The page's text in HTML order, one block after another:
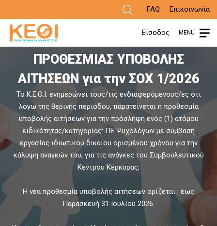
προς
το
περιεχόμενο
FAQ Επικοινωνία
Είσοδος MENU
ΑΝΑΚΟΙΝΩΣΗ ΠΑΡΑΤΑΣΗΣ
ΠΡΟΘΕΣΜΙΑΣ ΥΠΟΒΟΛΗΣ
ΑΙΤΗΣΕΩΝ για την ΣΟΧ 1/2026
Το Κ.Ε.Θ.Ι. ενημερώνει τους/τις ενδιαφερόμενους/ες ότι
λόγω της θερινής περιόδου, παρατείνεται η προθεσμία
υποβολής αιτήσεων για την πρόσληψη ενός (1) ατόμου
ειδικότητας/κατηγορίας: ΠΕ Ψυχολόγων με σύμβαση
εργασίας ιδιωτικού δικαίου ορισμένου χρόνου για την
κάλυψη αναγκών του, για τις ανάγκες του Συμβουλευτικού
Κέντρου Κέρκυρας,
Η νέα προθεσμία υποβολής αιτήσεων ορίζεται : έως
Παρασκευή 31 Ιουλίου 2026.